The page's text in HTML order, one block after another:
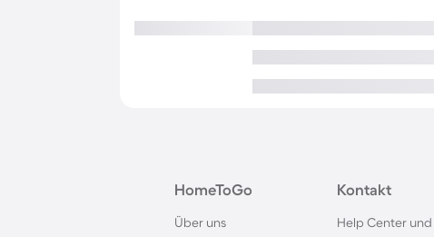
HomeToGo
Über uns
Kontakt
Help Center